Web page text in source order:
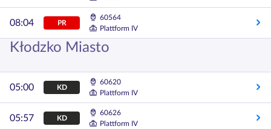
08:04 PR
60564
Plattform IV
Kłodzko Miasto
05:00 KD
60620
Plattform IV
05:57 KD
60626
Plattform IV